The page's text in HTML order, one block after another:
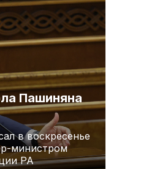
Пашиняна
в воскресенье
министром
РА